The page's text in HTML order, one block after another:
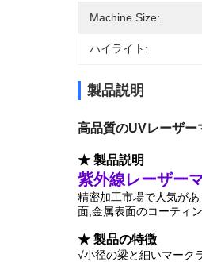
Machine Size:
ハイライト:
製品説明
高品質のUVレーザー
★ 製品説明
紫外線レーザー
精密加工市場で人気が
面,金属表面のコーティ
★ 製品の特徴
√小径の梁と細いマーク